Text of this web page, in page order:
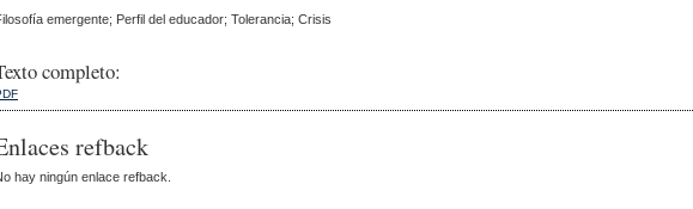
emergente; Perfil del educador; Tolerancia; Crisis
completo:
refback
hay ningún enlace refback.